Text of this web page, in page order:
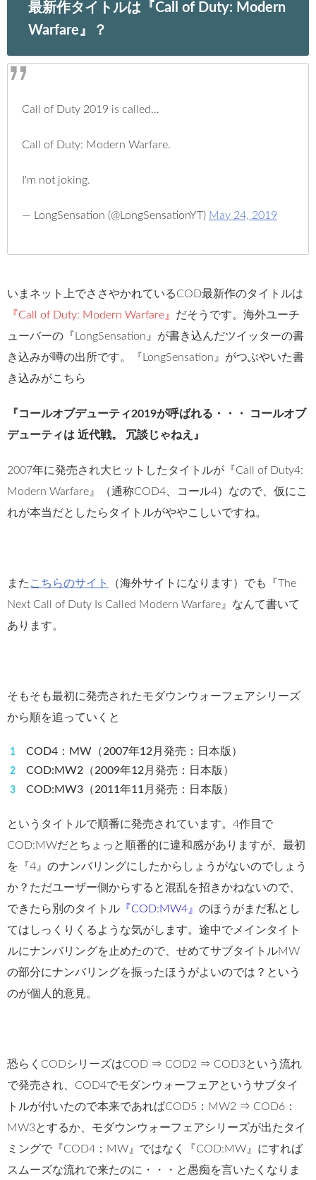
最新作タイトルは『Call of Duty: Modern
Warfare』？
Call of Duty 2019 is called…
Call of Duty: Modern Warfare.
I'm not joking.
— LongSensation (@LongSensationYT) May 24, 2019
いまネット上でささやかれているCOD最新作のタイトルは
『Call of Duty: Modern Warfare』 だそうです。海外ユーチ
ューバーの『LongSensation』が書き込んだツイッターの書
き込みが噂の出所です。『LongSensation』がつぶやいた書
き込みがこちら
『コールオブデューティ2019が呼ばれる・・・ コールオブ
デューティは 近代戦。 冗談じゃねえ』
2007年に発売され大ヒットしたタイトルが『Call of Duty4:
Modern Warfare』（通称COD4、コール4）なので、仮にこ
れが本当だとしたらタイトルがややこしいですね。
また こちらのサイト
（海外サイトになります）でも『The
Next Call of Duty Is Called Modern Warfare』なんて書いて
あります。
そもそも最初に発売されたモダウンウォーフェアシリーズ
から順を追っていくと
COD4：MW（2007年12月発売：日本版）
COD:MW2（2009年12月発売：日本版）
COD:MW3（2011年11月発売：日本版）
というタイトルで順番に発売されています。4作目で
COD:MWだとちょっと順番的に違和感がありますが、最初
を『4』のナンバリングにしたからしょうがないのでしょう
か？ただユーザー側からすると混乱を招きかねないので、
できたら別のタイトル 『COD:MW4』 のほうがまだ私とし
てはしっくりくるような気がします。途中でメインタイト
ルにナンバリングを止めたので、せめてサブタイトルMW
の部分にナンバリングを振ったほうがよいのでは？という
のが個人的意見。
恐らくCODシリーズはCOD ⇒ COD2 ⇒ COD3という流れ
で発売され、COD4でモダンウォーフェアというサブタイ
トルが付いたので本来であればCOD5：MW2 ⇒ COD6：
MW3とするか、モダウンウォーフェアシリーズが出たタイ
ミングで『COD4：MW』ではなく『COD:MW』にすれば
スムーズな流れで来たのに・・・と愚痴を言いたくなりま